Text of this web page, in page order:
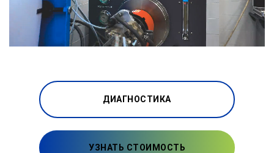
ДИАГНОСТИКА
УЗНАТЬ СТОИМОСТЬ